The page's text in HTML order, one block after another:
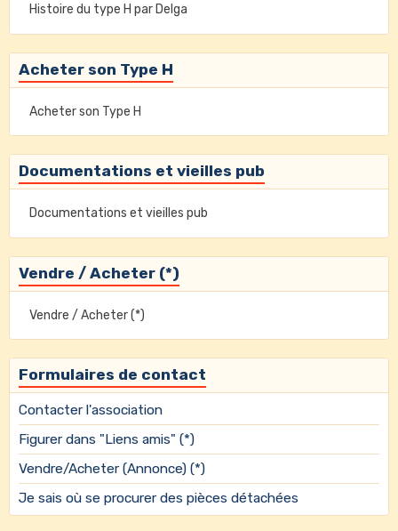
Histoire du type H par Delga
Acheter son Type H
Acheter son Type H
Documentations et vieilles pub
Documentations et vieilles pub
Vendre / Acheter (*)
Vendre / Acheter (*)
Formulaires de contact
Contacter l'association
Figurer dans "Liens amis" (*)
Vendre/Acheter (Annonce) (*)
Je sais où se procurer des pièces détachées